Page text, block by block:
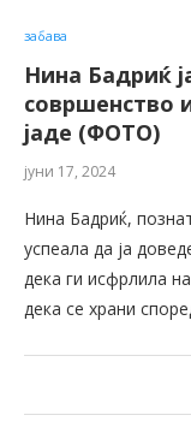
забава
Нина Бадриќ
совршенство
јаде (ФОТО)
јуни 17, 2024
Нина Бадриќ,
успеала да ја
дека ги исфрлила
дека се храни